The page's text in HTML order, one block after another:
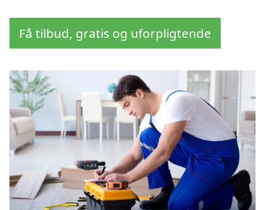
Få tilbud, gratis og uforpligtende